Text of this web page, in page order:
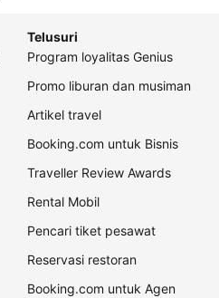
Telusuri
Program loyalitas Genius
Promo liburan dan musiman
Artikel travel
Booking.com untuk Bisnis
Traveller Review Awards
Rental Mobil
Pencari tiket pesawat
Reservasi restoran
Booking.com untuk Agen